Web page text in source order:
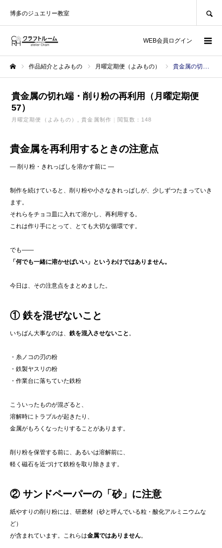
博多のジュエリー教室
WEB会員ログイン
作品紹介とよみもの 月曜定期便（よみもの） 貴金属の切れ端・削り粉の再利用（月曜定期便57）
貴金属の切れ端・削り粉の再利用（月曜定期便
57）
月曜定期便（よみもの） 貴金属制作 閲覧数：148
貴金属を再利用するときの注意点
― 削り粉・きれっぱしを溶かす前に ―
制作を続けていると、削り粉や小さなきれっぱしが、少しずつたまっていき
ます。
それらをチョコ皿に入れて溶かし、再利用する。
これは作り手にとって、とても大切な循環です。
でも――
「何でも一緒に溶かせばいい」というわけではありません。
今日は、その注意点をまとめました。
① 鉄を混ぜないこと
いちばん大事なのは、 鉄を混入させないこと 。
・糸ノコの刃の粉
・鉄製ヤスリの粉
・作業台に落ちていた鉄粉
こういったものが混ざると、
溶解時にトラブルが起きたり、
金属がもろくなったりすることがあります。
削り粉を保管する前に、あるいは溶解前に、
軽く磁石を近づけて鉄粉を取り除きます。
② サンドペーパーの「砂」に注意
紙やすりの削り粉には、研磨材（砂と呼んでいる粒・酸化アルミニウムな
ど）
が含まれています。これらは金属ではありません。